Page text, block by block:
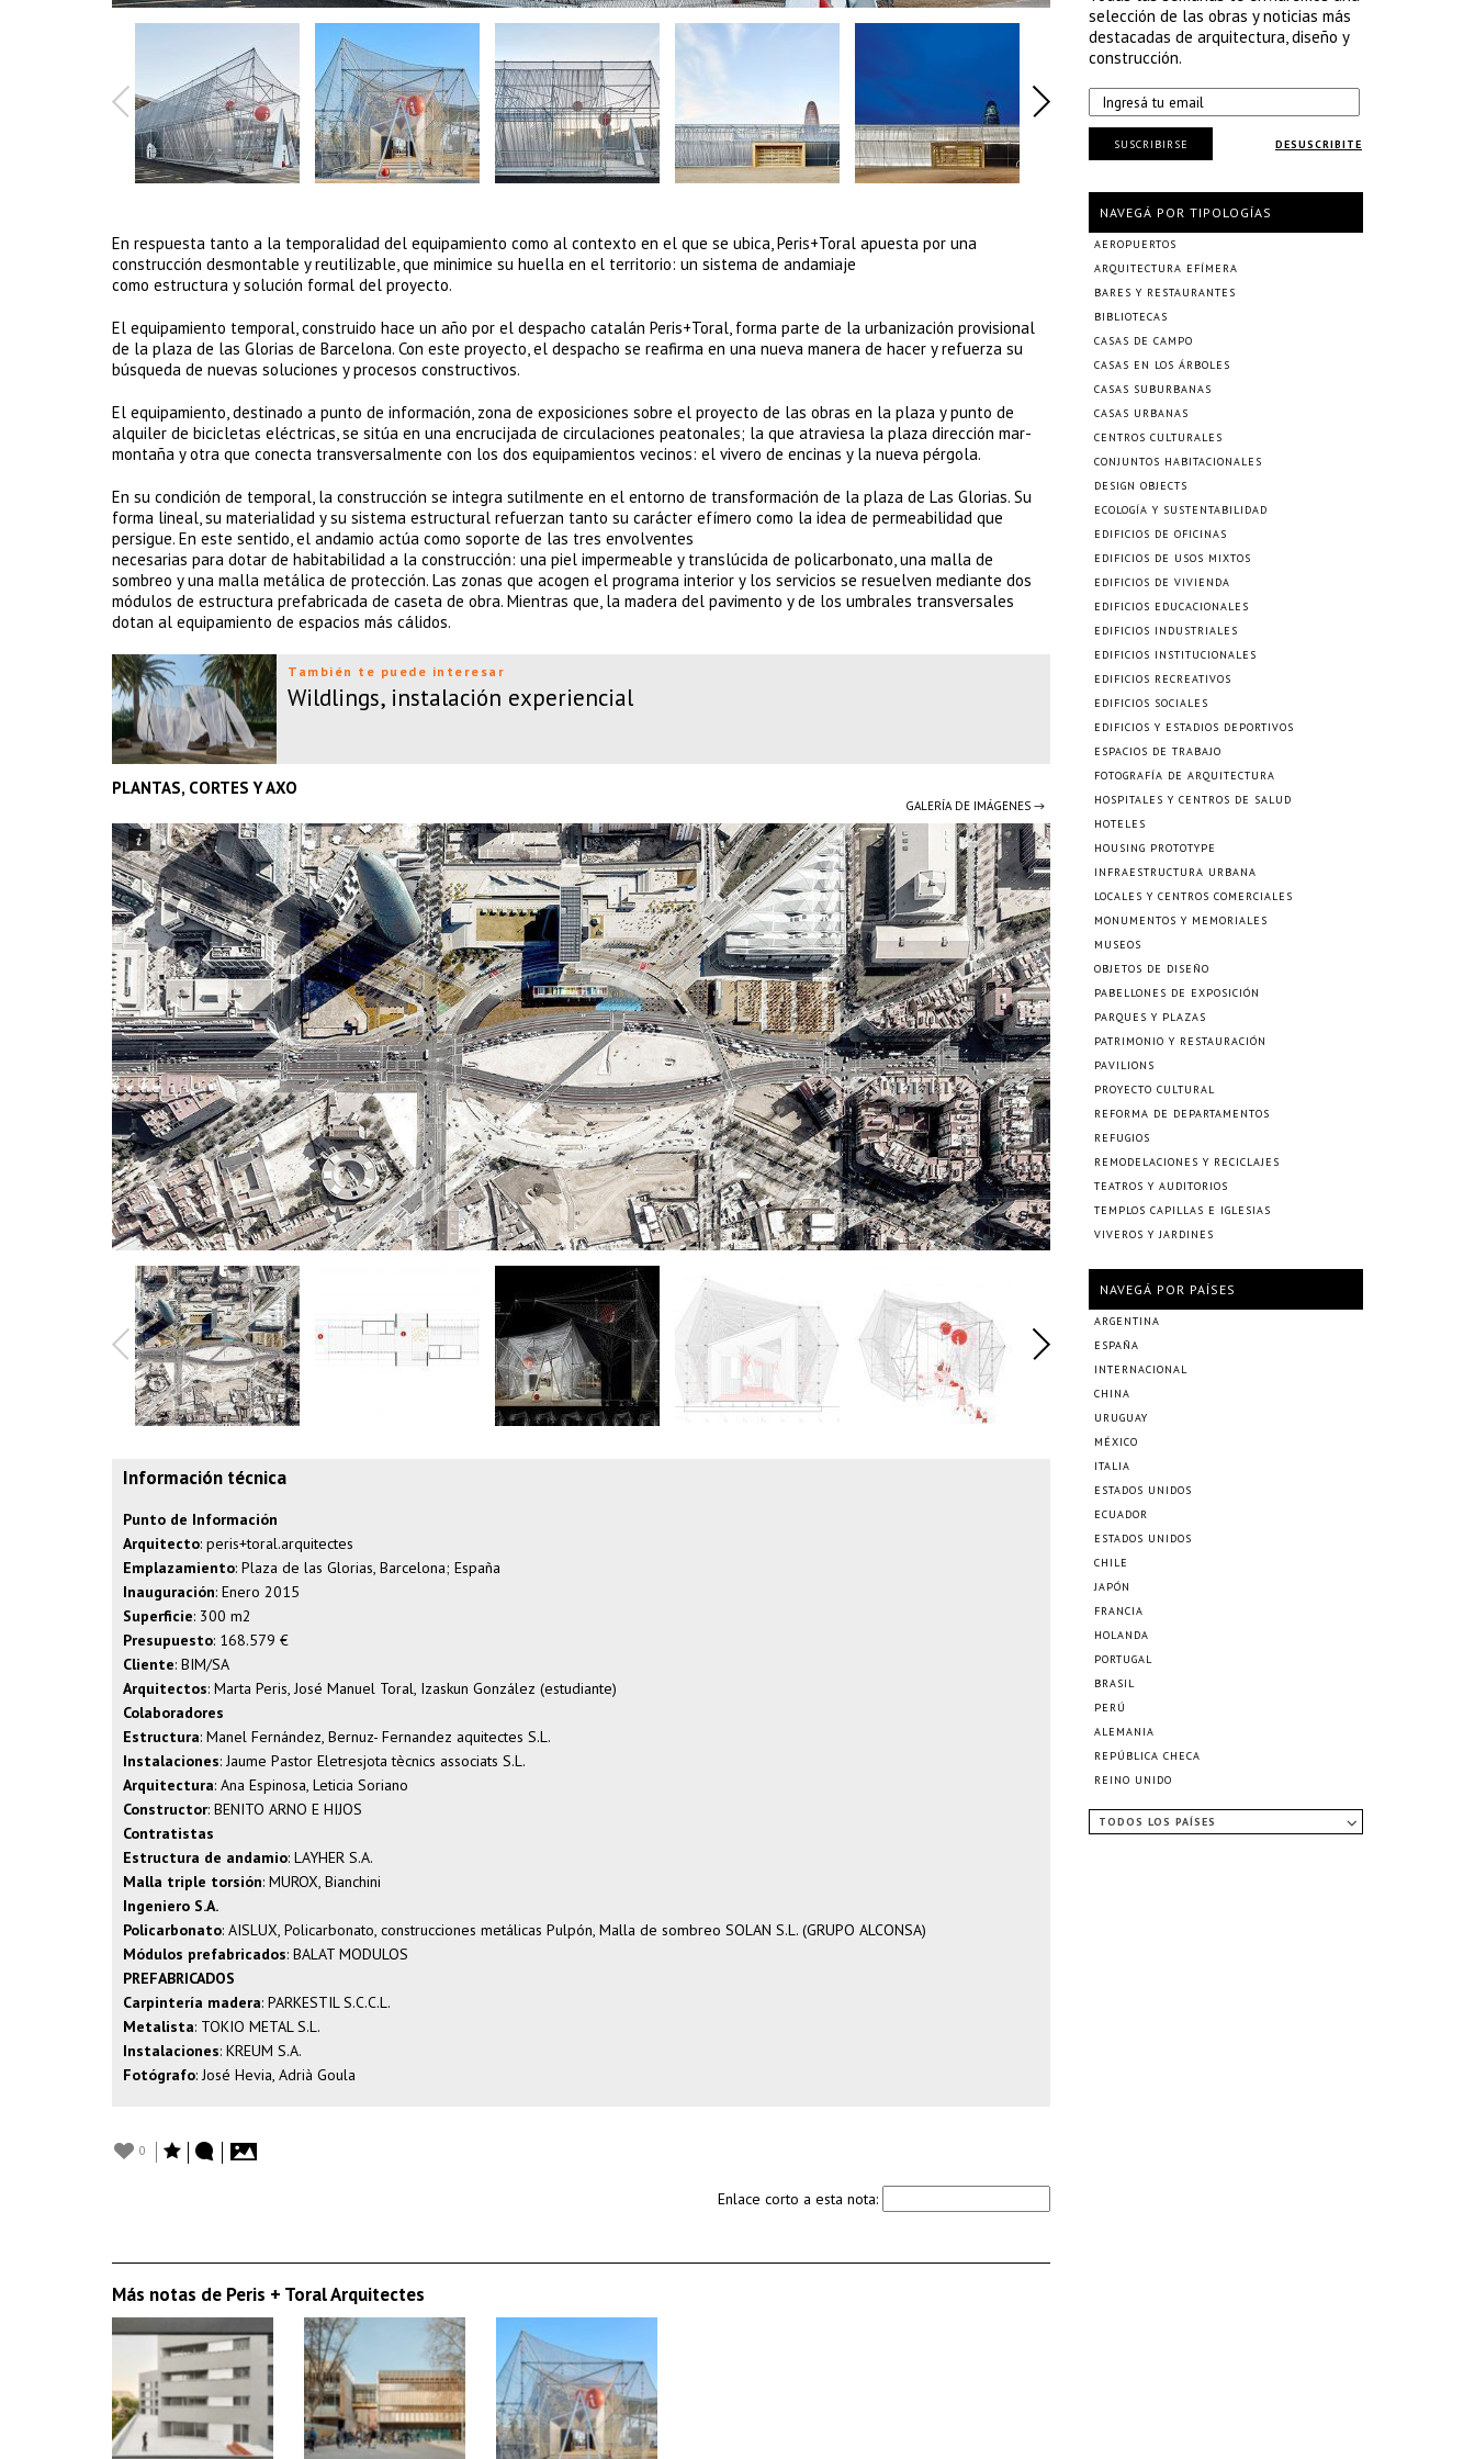
En respuesta tanto a la temporalidad del equipamiento como al contexto en el que se ubica, Peris+Toral apuesta por una
construcción desmontable y reutilizable, que minimice su huella en el territorio: un sistema de andamiaje
como estructura y solución formal del proyecto.
El equipamiento temporal, construido hace un año por el despacho catalán Peris+Toral, forma parte de la urbanización provisional
de la plaza de las Glorias de Barcelona. Con este proyecto, el despacho se reafirma en una nueva manera de hacer y refuerza su
búsqueda de nuevas soluciones y procesos constructivos.
El equipamiento, destinado a punto de información, zona de exposiciones sobre el proyecto de las obras en la plaza y punto de
alquiler de bicicletas eléctricas, se sitúa en una encrucijada de circulaciones peatonales; la que atraviesa la plaza dirección mar-
montaña y otra que conecta transversalmente con los dos equipamientos vecinos: el vivero de encinas y la nueva pérgola.
En su condición de temporal, la construcción se integra sutilmente en el entorno de transformación de la plaza de Las Glorias. Su
forma lineal, su materialidad y su sistema estructural refuerzan tanto su carácter efímero como la idea de permeabilidad que
persigue. En este sentido, el andamio actúa como soporte de las tres envolventes
necesarias para dotar de habitabilidad a la construcción: una piel impermeable y translúcida de policarbonato, una malla de
sombreo y una malla metálica de protección. Las zonas que acogen el programa interior y los servicios se resuelven mediante dos
módulos de estructura prefabricada de caseta de obra. Mientras que, la madera del pavimento y de los umbrales transversales
dotan al equipamiento de espacios más cálidos.
También te puede interesar
Wildlings, instalación experiencial
PLANTAS, CORTES Y AXO
GALERÍA DE IMÁGENES →
Información técnica
Punto de Información
Arquitecto: peris+toral.arquitectes
Emplazamiento: Plaza de las Glorias, Barcelona; España
Inauguración: Enero 2015
Superficie: 300 m2
Presupuesto: 168.579 €
Cliente: BIM/SA
Arquitectos: Marta Peris, José Manuel Toral, Izaskun González (estudiante)
Colaboradores
Estructura: Manel Fernández, Bernuz- Fernandez aquitectes S.L.
Instalaciones: Jaume Pastor Eletresjota tècnics associats S.L.
Arquitectura: Ana Espinosa, Leticia Soriano
Constructor: BENITO ARNO E HIJOS
Contratistas
Estructura de andamio: LAYHER S.A.
Malla triple torsión: MUROX, Bianchini
Ingeniero S.A.
Policarbonato: AISLUX, Policarbonato, construcciones metálicas Pulpón, Malla de sombreo SOLAN S.L. (GRUPO ALCONSA)
Módulos prefabricados: BALAT MODULOS
PREFABRICADOS
Carpintería madera: PARKESTIL S.C.C.L.
Metalista: TOKIO METAL S.L.
Instalaciones: KREUM S.A.
Fotógrafo: José Hevia, Adrià Goula
0
Enlace corto a esta nota:
Más notas de Peris + Toral Arquitectes
selección de las obras y noticias más
destacadas de arquitectura, diseño y
construcción.
DESUSCRIBITE
SUSCRIBIRSE
NAVEGÁ POR TIPOLOGÍAS
AEROPUERTOS
ARQUITECTURA EFÍMERA
BARES Y RESTAURANTES
BIBLIOTECAS
CASAS DE CAMPO
CASAS EN LOS ÁRBOLES
CASAS SUBURBANAS
CASAS URBANAS
CENTROS CULTURALES
CONJUNTOS HABITACIONALES
DESIGN OBJECTS
ECOLOGÍA Y SUSTENTABILIDAD
EDIFICIOS DE OFICINAS
EDIFICIOS DE USOS MIXTOS
EDIFICIOS DE VIVIENDA
EDIFICIOS EDUCACIONALES
EDIFICIOS INDUSTRIALES
EDIFICIOS INSTITUCIONALES
EDIFICIOS RECREATIVOS
EDIFICIOS SOCIALES
EDIFICIOS Y ESTADIOS DEPORTIVOS
ESPACIOS DE TRABAJO
FOTOGRAFÍA DE ARQUITECTURA
HOSPITALES Y CENTROS DE SALUD
HOTELES
HOUSING PROTOTYPE
INFRAESTRUCTURA URBANA
LOCALES Y CENTROS COMERCIALES
MONUMENTOS Y MEMORIALES
MUSEOS
OBJETOS DE DISEÑO
PABELLONES DE EXPOSICIÓN
PARQUES Y PLAZAS
PATRIMONIO Y RESTAURACIÓN
PAVILIONS
PROYECTO CULTURAL
REFORMA DE DEPARTAMENTOS
REFUGIOS
REMODELACIONES Y RECICLAJES
TEATROS Y AUDITORIOS
TEMPLOS CAPILLAS E IGLESIAS
VIVEROS Y JARDINES
NAVEGÁ POR PAÍSES
ARGENTINA
ESPAÑA
INTERNACIONAL
CHINA
URUGUAY
MÉXICO
ITALIA
ESTADOS UNIDOS
ECUADOR
ESTADOS UNIDOS
CHILE
JAPÓN
FRANCIA
HOLANDA
PORTUGAL
BRASIL
PERÚ
ALEMANIA
REPÚBLICA CHECA
REINO UNIDO
TODOS LOS PAÍSES